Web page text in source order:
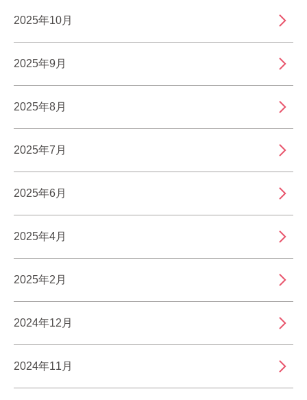
2025年10月
2025年9月
2025年8月
2025年7月
2025年6月
2025年4月
2025年2月
2024年12月
2024年11月